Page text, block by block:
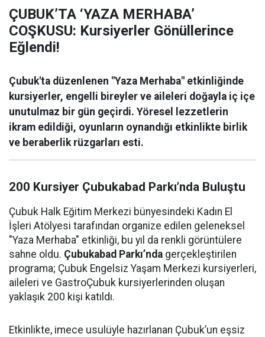
ÇUBUK’TA ‘YAZA MERHABA’
COŞKUSU: Kursiyerler Gönüllerince
Eğlendi!
Çubuk'ta düzenlenen "Yaza Merhaba" etkinliğinde
kursiyerler, engelli bireyler ve aileleri doğayla iç içe
unutulmaz bir gün geçirdi. Yöresel lezzetlerin
ikram edildiği, oyunların oynandığı etkinlikte birlik
ve beraberlik rüzgarları esti.
200 Kursiyer Çubukabad Parkı’nda Buluştu
Çubuk Halk Eğitim Merkezi bünyesindeki Kadın El
İşleri Atölyesi tarafından organize edilen geleneksel
"Yaza Merhaba" etkinliği, bu yıl da renkli görüntülere
sahne oldu. Çubukabad Parkı’nda gerçekleştirilen
programa; Çubuk Engelsiz Yaşam Merkezi kursiyerleri,
aileleri ve GastroÇubuk kursiyerlerinden oluşan
yaklaşık 200 kişi katıldı.
Etkinlikte, imece usulüyle hazırlanan Çubuk’un eşsiz